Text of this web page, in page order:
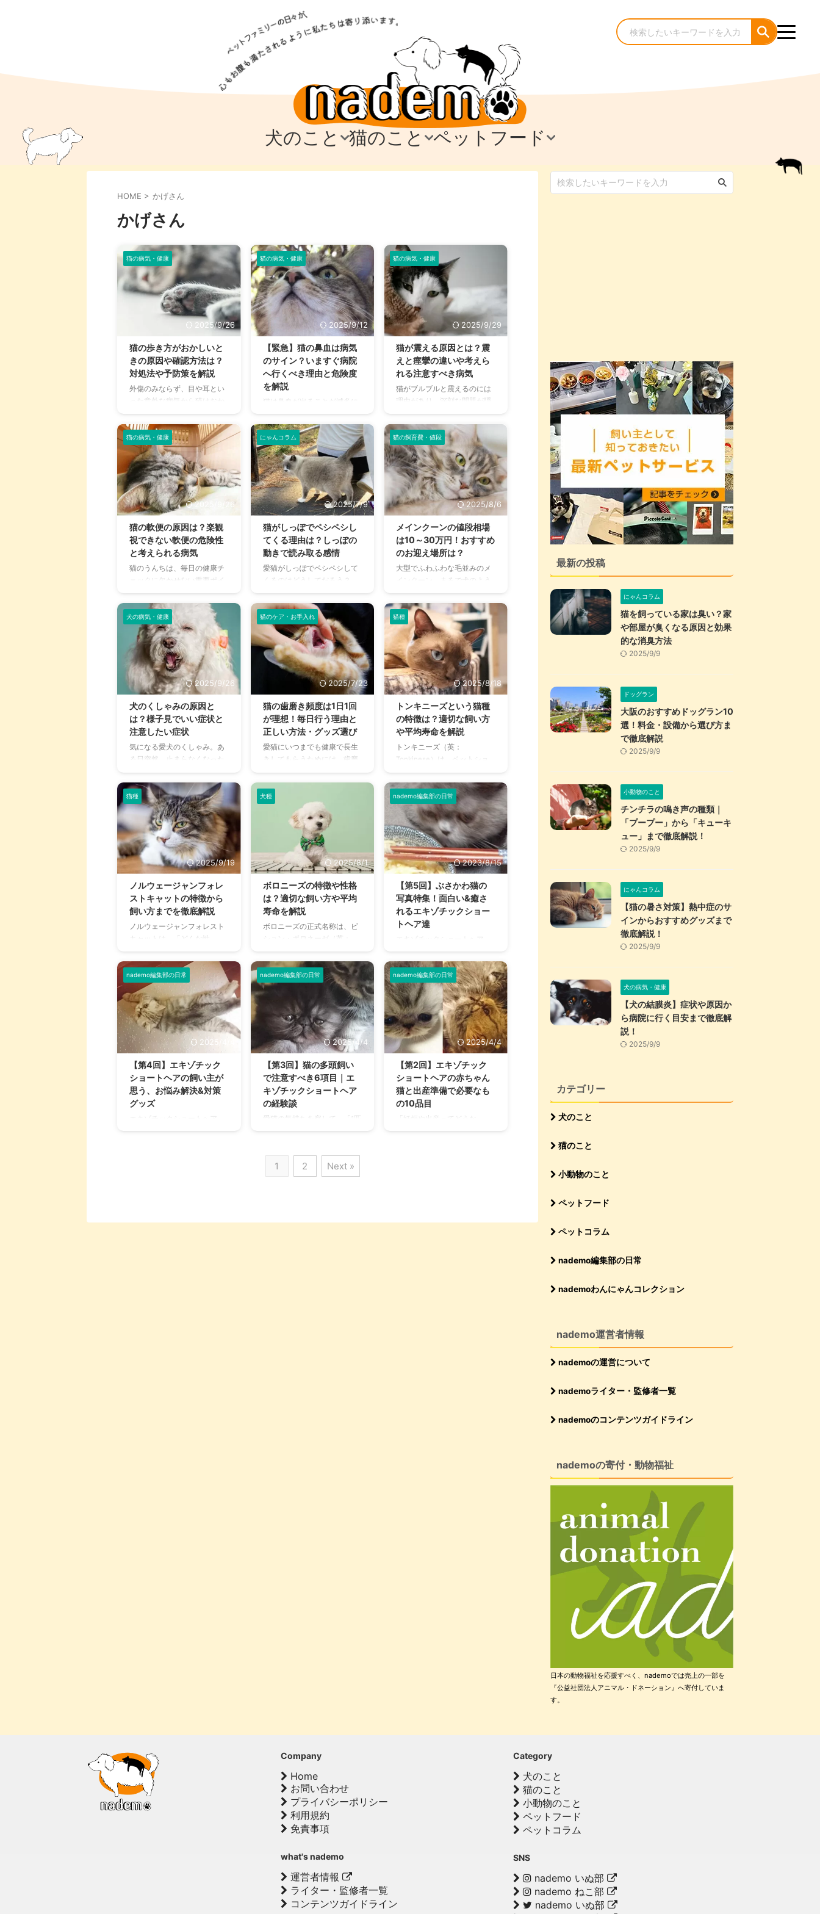
犬のこと
犬のこと
犬のケア・お手入れ
犬のしつけ
猫のこと
猫のこと
猫のケア・お手入れ
猫のしつけ
ペットフード
ペットフード
HOME > かげさん
かげさん
猫の病気・健康
2025/9/26
猫の歩き方がおかしいと
きの原因や確認方法は？
対処法や予防策を解説
外傷のみならず、目や耳とい
った意外な病気から猫はおか
しい歩き方をする場合があり
ます。命にかかわる重大な病
気の可能性もあるため、気を
つけなければなりません。 こ
の記事では、猫の歩き方がお
かしい原因や、症状から考え
られる具体的な外傷や病気の
種類について詳しく解説して
います。 また愛猫の歩き方に
異常を感じた場合、おかしい
かどうかを判断するための確
認方法や対処方法についても
まとめました。 猫の歩行異常
はシニア猫のみならず、子猫
方法や、猫種によって発症し
やすい疾患 ...
猫の病気・健康
2025/9/12
【緊急】猫の鼻血は病気
のサイン？いますぐ病院
へ行くべき理由と危険度
を解説
猫は鼻血が出ることが滅多に
ないため、鼻血は飼い主さん
へ危険を知らせる重要なサイ
ン。思わぬ病気や外傷が原因
で鼻血が出ている可能性があ
るため、注意が必要です。 鼻
血の出方によっては命にかか
わる危険性もあるため適切に
処置しなければならず、決し
て軽視してはいけません。 本
記事では、猫の鼻血が出る原
因について、具体的な病気の
種類や、鼻血以外の症状まで
詳しく解説します。 猫が鼻血
を出したときにやってはいけ
みを伝えられない愛猫のた
め、飼い主さんがしっかりと
支えてあげて ...
猫の病気・健康
2025/9/29
猫が震える原因とは？震
えと痙攣の違いや考えら
れる注意すべき病気
猫がブルブルと震えるのには
理由があり、深刻な問題が隠
れている場合があるため、気
をつけなければなりません。
病気が原因で震えることもあ
り、適切な処置をしなけれ
ば、命にかかわる重大なケー
スもあります。 そもそも、震
えと痙攣とは異なり、見分け
方にポイントがあるのをご存
知でしょうか。病理的な痙攣
でなければ、不安要素が少な
く安心できるでしょう。 そこ
で震えと痙攣の違いや、猫が
震える原因のほか、震えが見
られる病気の種類と具体的な
へ連れて行くべきかどうかを
判断する方 ...
猫の病気・健康
2025/9/26
猫の軟便の原因は？楽観
視できない軟便の危険性
と考えられる病気
猫のうんちは、毎日の健康チ
ェックに欠かせない重要ポイ
ントで、回数や形状や色合い
で健康状態が分かります。 本
来はコロコロとしたかりん糖
のような便が柔らかい軟便の
場合や下痢気味ともなると、
飼い主さんとして心配になる
でしょう。 すぐに回復するケ
ースもあれば、直ちに処置し
なければ命にかかわる危険性
もあるため、軟便では慎重な
判断と適切な対処が必要で
す。 そこで、動物病院に連れ
ていくべきかどうかを判断す
るポイントや、猫が軟便にな
な対処法について詳しく解説
します。 愛猫の軟便を防ぐ方
法や、軟便 ...
にゃんコラム
2025/7/9
猫がしっぽでペシペシし
てくる理由は？しっぽの
動きで読み取る感情
愛猫がしっぽでペシペシして
くるのはどうしてだろう？
と、疑問に思ったことがある
人は多くいるでしょう。 猫の
しっぽの動きは感情を探るた
めの大きなヒントが隠されて
おり、しっぽをペシペシして
くるのにもきちんと理由があ
ります。 犬が嬉しいとしっぽ
を振るように、猫もしっぽで
喜怒哀楽を表現しているので
す。 本記事では猫がしっぽで
ペシペシする理由や、しっぽ
の動きで分かる猫の気持ちに
ついて解説します。 しっぽ以
外の部位についてもご紹介し
みてくださいね。 この記事の
結論 猫のしっぽは骨と筋肉で
構成さ ...
猫の飼育費・値段
2025/8/6
メインクーンの値段相場
は10～30万円！おすすめ
のお迎え場所は？
大型でふわふわな毛並みのメ
インクーン。まるで犬のよう
に知的で賢く、ペットとして
飼育しやすい猫種ですが、気
になるのはその値段ですよ
ね。 ペットショップなどでお
迎えを検討している方もいれ
ば、ご予算や好みに応じてメ
インクーンを選びたい方もい
らっしゃるでしょう。 メイン
クーンの値段は、血統や毛色
などによって異なり、価格は
幅広い傾向にあります。 そこ
で、本記事ではメインクーン
の相場価格や、知っておきた
い値段の決まり方のほか、お
も解説します。 さらに、お迎
えの準備にあたって、必要品
と初期費用 ...
犬の病気・健康
2025/9/26
犬のくしゃみの原因と
は？様子見でいい症状と
注意したい症状
気になる愛犬のくしゃみ。あ
る日突然、止まらなくなった
り、慢性的に続いたりしてい
ると、飼い主さんとしては心
配になってしまうでしょう。
犬がくしゃみをするのには理
由があり、生理現象なら問題
ありませんが、病気やストレ
スの可能性もあるため、決し
て軽視してはいけません。 さ
らに、意外な病気の場合や犬
独自の「逆くしゃみ」もある
ため、本記事ではくしゃみに
関する原因からくしゃみを止
めるための対処法まで詳しく
解説します。 この記事の結論
5つある 生理現象によるくし
ゃみは ...
猫のケア・お手入れ
2025/7/23
猫の歯磨き頻度は1日1回
が理想！毎日行う理由と
正しい方法・グッズ選び
愛猫にいつまでも健康で長生
きしてもらうためには、歯磨
きと口内のケアの習慣がとて
も重要です。 とはいえ、どの
ぐらいの頻度で、どんな手順
でどのようにやればいいの
か、分からない飼い主さんは
多いでしょう。 そこで、歯磨
きをするべき理由や適切な方
法のほか、嫌がる愛猫への対
処法まで詳しく解説しますの
で、ぜひ参考になさってくだ
さい。 この記事の結論 猫にも
歯磨きは必要不可欠で、1日1
回の歯磨きペースが理想的 猫
は人間より歯垢から歯石に変
でも週に2～3回のペースで歯
...
猫種
2025/8/18
トンキニーズという猫種
の特徴は？適切な飼い方
や平均寿命を解説
トンキニーズ（英：
Tonkinese）は、ペットショ
ップであまり見掛けることが
ない希少な猫種です。 間違え
やすいほどシャム猫によく似
ていますが、トンキニーズに
は決定的な3つの違いがあり
ます。 そこで本記事では、ト
ンキニーズとシャム猫の違い
や、トンキニーズの性格・習
性、寿命などの特徴と基礎知
識を詳しく解説します。 お迎
えにあたって知っておくべき
適切な飼い方や、病気や健康
に関する情報もご紹介します
ので、どうぞお役立てくださ
生した、カナダ原産の猫種 甘
えん ...
猫種
2025/9/19
ノルウェージャンフォレ
ストキャットの特徴から
飼い方までを徹底解説
ノルウェージャンフォレスト
キャットは、「どんな性
格？」「最適なフードは？」
「相場価格は？」と、気にな
ることが多々あるでしょう。
猫は品種によって特徴が異な
るうえ、飼育方法にはコツが
あり、環境や愛情の注ぎ方で
寿命にも差が生じます。 そこ
で、知っておきたいノルウェ
ージャンフォレストキャット
の知識について、詳しい情報
を分かりやすくまとめてご紹
介します。 これからお迎えを
検討するという方から、ご家
庭の愛猫について理解を深め
犬種
2025/8/1
ボロニーズの特徴や性格
は？適切な飼い方や平均
寿命を解説
ボロニーズの正式名称は、ビ
ション・ボロネーゼ（英：
Bichon Bolognese）。イタリ
アのボローニャ地方が原産の
コンパニオンドッグ（伴侶
犬）です。 最大の特徴は、純
白でモフモフとした柔らかい
毛並み。ビション・フリーゼ
とよく似ていますが、ボロニ
ーズの方が飼育しやすいと言
われているのをご存知です
か？ そこで、ボロニーズに関
して、ビション・フリーゼと
の違いや、特徴や価格などの
知識と飼育方法を分かりやす
くまとめてご紹介いたしま
nademo編集部の日常
2023/8/15
【第5回】ぶさかわ猫の
写真特集！面白い&癒さ
れるエキゾチックショー
トヘア達
は、ぶさかわ猫の代表格。面
白い顔つきや、愉快な姿の猫
の写真を見ているだけで、癒
される方は多いと思います。
そこで、筆者の愛猫や里子た
ちのご紹介を兼ねて、ユニー
クで笑えるエキゾチックショ
ートヘアの写真を集めてみま
した。 おふざけコメントを添
えていますが、どうぞご容赦
ください。猫好きの皆様にと
って、幸せなひとときをお過
ごしいただければ嬉しく思い
ます。 ぶさかわ猫の特徴や生
nademo編集部の日常
2025/4/4
【第4回】エキゾチック
ショートヘアの飼い主が
思う、お悩み解決&対策
グッズ
は、『目鼻の汚れ』や『抜け
nademo編集部の日常
2025/4/4
【第3回】猫の多頭飼い
で注意すべき6項目｜エ
キゾチックショートヘア
の経験談
愛猫の気持ちを察して、「1匹
じゃ寂しいよね？」「兄弟姉
複数のお迎えや産まれた子猫
たちのお世話をしたい方もい
らっしゃるでしょう。 現在4
nademo編集部の日常
2025/4/4
【第2回】エキゾチック
ショートヘアの赤ちゃん
猫と出産準備で必要なも
の10品目
「妊娠や出産ってどうな
の？」「赤ちゃんはどんな感
1 2 Next »
最新の投稿
にゃんコラム
猫を飼っている家は臭い？家
や部屋が臭くなる原因と効果
的な消臭方法
2025/9/9
ドッグラン
大阪のおすすめドッグラン10
選！料金・設備から選び方ま
で徹底解説
2025/9/9
小動物のこと
チンチラの鳴き声の種類｜
「プープー」から「キューキ
ュー」まで徹底解説！
2025/9/9
にゃんコラム
【猫の暑さ対策】熱中症のサ
インからおすすめグッズまで
徹底解説！
2025/9/9
犬の病気・健康
【犬の結膜炎】症状や原因か
ら病院に行く目安まで徹底解
説！
2025/9/9
カテゴリー
犬のこと
猫のこと
小動物のこと
ペットフード
ペットコラム
nademo編集部の日常
nademoわんにゃんコレクション
nademo運営者情報
nademoの運営について
nademoライター・監修者一覧
nademoのコンテンツガイドライン
nademoの寄付・動物福祉
日本の動物福祉を応援すべく、nademoでは売上の一部を
『公益社団法人アニマル・ドネーション』へ寄付していま
す。
Company
Home
お問い合わせ
プライバシーポリシー
利用規約
免責事項
what's nademo
運営者情報
ライター・監修者一覧
コンテンツガイドライン
Category
犬のこと
猫のこと
小動物のこと
ペットフード
ペットコラム
SNS
nademo いぬ部
nademo ねこ部
nademo いぬ部